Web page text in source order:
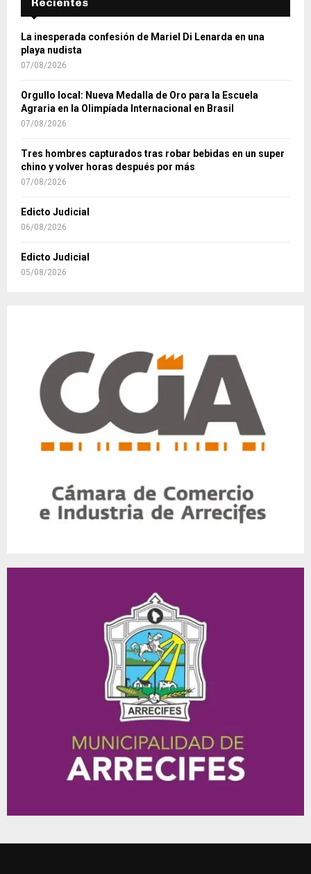
La inesperada confesión de Mariel Di Lenarda en una
playa nudista
07/08/2026
Orgullo local: Nueva Medalla de Oro para la Escuela
Agraria en la Olimpíada Internacional en Brasil
07/08/2026
Tres hombres capturados tras robar bebidas en un super
chino y volver horas después por más
07/08/2026
Edicto Judicial
06/08/2026
Edicto Judicial
05/08/2026